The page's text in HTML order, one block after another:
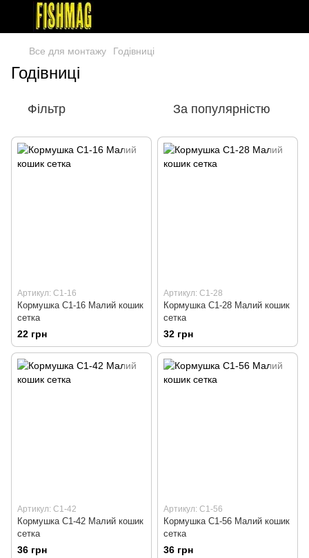
Все для монтажу Годівниці
Годівниці
Фільтр За популярністю
Артикул: С1-16
Кормушка С1-16 Малий кошик
сетка
22 грн
Артикул: С1-28
Кормушка С1-28 Малий кошик
сетка
32 грн
Артикул: С1-42
Кормушка С1-42 Малий кошик
сетка
36 грн
Артикул: С1-56
Кормушка С1-56 Малий кошик
сетка
36 грн